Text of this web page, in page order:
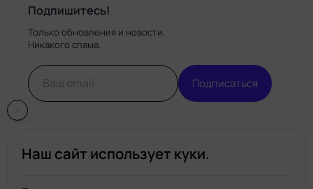
Подпишитесь!
Только обновления и новости.
Никакого спама.
Подписаться
Наш сайт использует куки.